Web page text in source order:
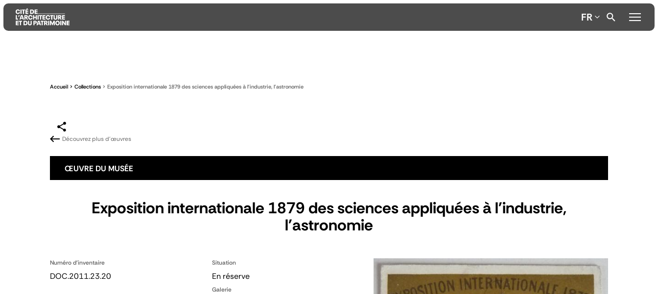
FR
Accueil Collections Exposition internationale 1879 des sciences appliquées à l'industrie, l'astronomie
Découvrez plus d'œuvres
ŒUVRE DU MUSÉE
Exposition internationale 1879 des sciences appliquées à l'industrie,
l'astronomie
Numéro d'inventaire
DOC.2011.23.20
Situation
En réserve
Galerie